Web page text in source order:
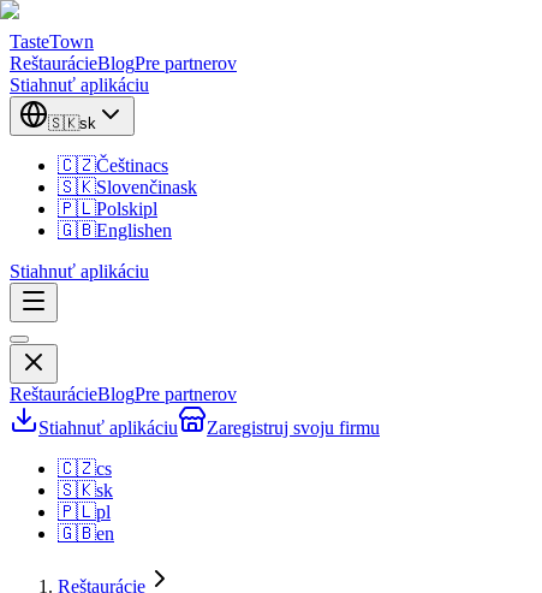
TasteTown
ReštaurácieBlogPre partnerov
Stiahnuť aplikáciu
🇸🇰sk
🇨🇿Češtinacs
🇸🇰Slovenčinask
🇵🇱Polskipl
🇬🇧Englishen
Stiahnuť aplikáciu
ReštaurácieBlogPre partnerov
Stiahnuť aplikáciu
Zaregistruj svoju firmu
🇨🇿cs
🇸🇰sk
🇵🇱pl
🇬🇧en
Reštaurácie